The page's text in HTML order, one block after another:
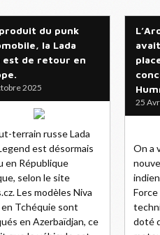
du punk
la Lada
est de retour en
2025
terrain russe Lada
est désormais
en République
selon le site
Les modèles Niva
Tchéquie sont
en Azerbaïdjan, ce
25
On a
doté